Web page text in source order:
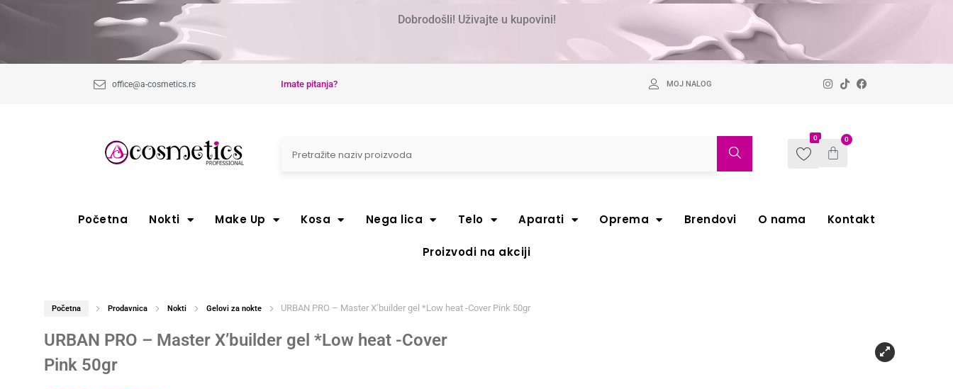
Dobrodošli! Uživajte u kupovini!
office@a-cosmetics.rs Imate pitanja? MOJ NALOG
0 0
Početna Nokti Make Up Kosa Nega lica Telo Aparati Oprema Brendovi O nama Kontakt
Proizvodi na akciji
Početna Prodavnica Nokti Gelovi za nokte URBAN PRO – Master X’builder gel *Low heat -Cover Pink 50gr
URBAN PRO – Master X’builder gel *Low heat -Cover
Pink 50gr